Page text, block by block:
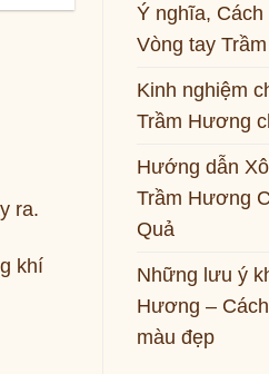
300,000₫
ra.
khí
Ý nghĩa,
Vòng tay
Kinh nghiệm
Trầm Hương
Hướng dẫn
Trầm Hương
Quả
Những lưu ý
Hương –
màu đẹp